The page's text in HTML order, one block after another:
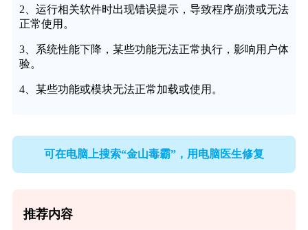
2、运行相关软件时出现错误提示，导致程序崩溃或无法
正常使用。
3、系统性能下降，某些功能无法正常执行，影响用户体
验。
4、某些功能或模块无法正常加载或使用。
可在电脑上搜索“金山毒霸”，用电脑医生修复
推荐内容